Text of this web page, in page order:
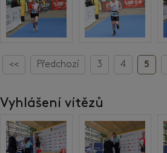
<< Předchozí 3 4 5
Vyhlášení vítězů